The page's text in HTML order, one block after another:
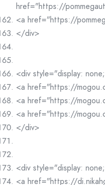
href="https://
<a href="https://
</div>
<div style="display:
<a href="https://
<a href="https://
<a href="https://
</div>
<div style="display:
<a href="https://